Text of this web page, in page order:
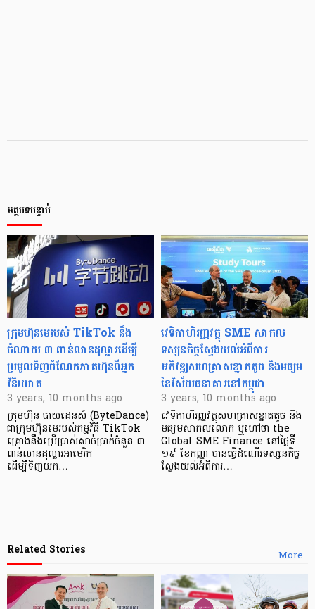
អត្ថបទបន្ទាប់
ក្រុមហ៊ុនមេរបស់ TikTok នឹង
ចំណាយ ៣ ពាន់លានដុល្លារដើម្បី
ប្រមូលទិញចំណែកភាគហ៊ុនពីអ្នក
វិនិយោគ
3 years, 10 months ago
ក្រុមហ៊ុន បាយដេនស៍ (ByteDance)
ជាក្រុមហ៊ុនមេរបស់កម្មវិធី TikTok
គ្រោងនឹងប្រើប្រាស់សាច់ប្រាក់ចំនួន ៣
ពាន់លានដុល្លារអាមេរិក
ដើម្បីទិញយក…
វេទិកាហិរញ្ញវត្ថុ SME សាកល
ទស្សនកិច្ចស្វែងយល់អំពីការ
អភិវឌ្ឍសហគ្រាសខ្នាតតូច និងមធ្យម
នៃវិស័យធនាគារនៅកម្ពុជា
3 years, 10 months ago
វេទិកាហិរញ្ញវត្ថុសហគ្រាសខ្នាតតូច និង
មធ្យមសាកលលោក ឬហៅថា the
Global SME Finance នៅថ្ងៃទី
១៩ ខែកញ្ញា បានធ្វើដំណើរទស្សនកិច្ច
ស្វែងយល់អំពីការ…
More
Related Stories